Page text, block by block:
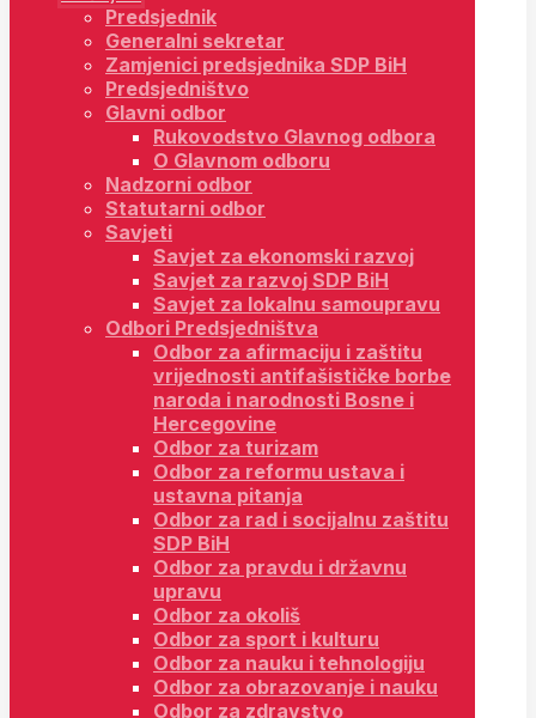
Predsjednik
Generalni sekretar
Zamjenici predsjednika SDP BiH
Predsjedništvo
Glavni odbor
Rukovodstvo Glavnog odbora
O Glavnom odboru
Nadzorni odbor
Statutarni odbor
Savjeti
Savjet za ekonomski razvoj
Savjet za razvoj SDP BiH
Savjet za lokalnu samoupravu
Odbori Predsjedništva
Odbor za afirmaciju i zaštitu
vrijednosti antifašističke borbe
naroda i narodnosti Bosne i
Hercegovine
Odbor za turizam
Odbor za reformu ustava i
ustavna pitanja
Odbor za rad i socijalnu zaštitu
SDP BiH
Odbor za pravdu i državnu
upravu
Odbor za okoliš
Odbor za sport i kulturu
Odbor za nauku i tehnologiju
Odbor za obrazovanje i nauku
Odbor za zdravstvo